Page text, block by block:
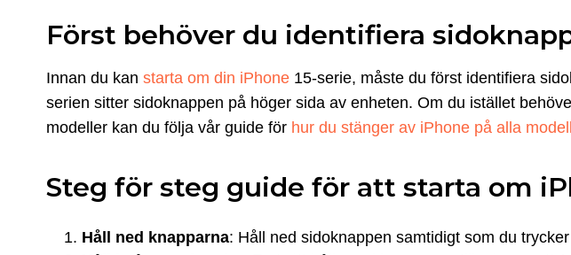
Först behöver du identifiera
Innan du kan starta om din iPhone 15-serie, måste du först identifiera
serien sitter sidoknappen på höger sida av enheten. Om du istället
modeller kan du följa vår guide för hur du stänger av iPhone på alla
Steg för steg guide för att starta om
Håll ned knapparna: Håll ned sidoknappen samtidigt som du